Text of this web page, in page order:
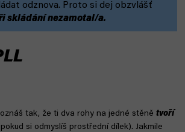
odznova. Proto si dej obzvlášť
skládání nezamotal/a.
tak, že ti dva rohy na jedné stěně tvoří
si odmyslíš prostřední dílek). Jakmile